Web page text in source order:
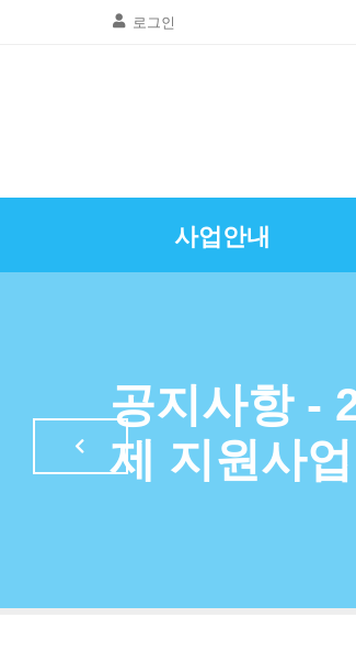
로그인
사업안내
공지사항 -
제 지원사